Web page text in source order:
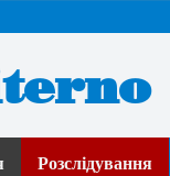
Розслідування